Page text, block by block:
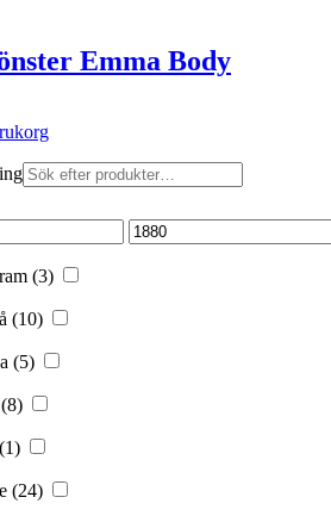
Emma Body
(3)
(10)
(5)
(8)
(1)
(24)